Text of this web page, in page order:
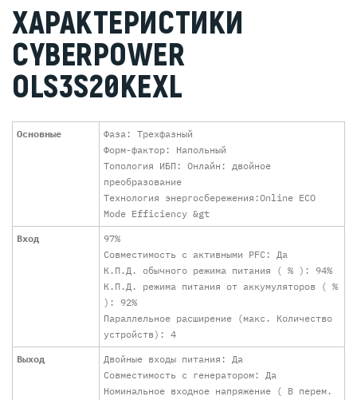
ХАРАКТЕРИСТИКИ
CYBERPOWER
OLS3S20KEXL
Основные
Фаза: Трехфазный
Форм-фактор: Напольный
Топология ИБП: Онлайн: двойное
преобразование
Технология энергосбережения:Online ECO
Mode Efficiency &gt
Вход
97%
Совместимость с активными PFC: Да
К.П.Д. обычного режима питания ( % ): 94%
К.П.Д. режима питания от аккумуляторов ( %
): 92%
Параллельное расширение (макс. Количество
устройств): 4
Выход
Двойные входы питания: Да
Совместимость с генератором: Да
Номинальное входное напряжение ( В перем.